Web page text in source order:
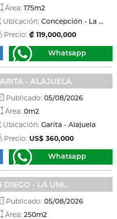
Área: 175m2
Ubicación:
Concepción - La unión
Precio: ₡ 119,000,000
Whatsapp
- ALAJUELA
Publicado: 05/08/2026
Área: 0m2
Ubicación: Garita - Alajuela
Precio: US$ 360,000
Whatsapp
VENTA DE CASAS EN SAN DIEGO - LA UNIÓN
Publicado: 05/08/2026
Área: 250m2